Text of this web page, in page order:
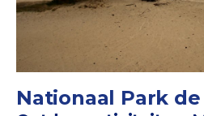
Nationaal Park